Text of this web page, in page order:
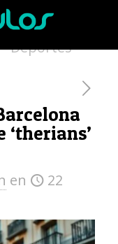
Vivienda
Deportes
en
22